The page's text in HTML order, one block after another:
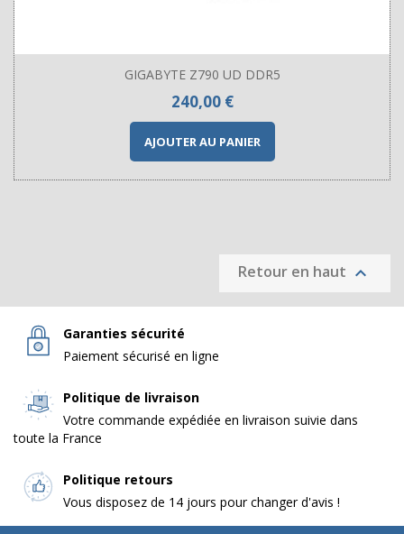
GIGABYTE Z790 UD DDR5
Prix
240,00 €
AJOUTER AU PANIER
Retour en haut 
Garanties sécurité
Paiement sécurisé en ligne
Politique de livraison
Votre commande expédiée en livraison suivie dans
toute la France
Politique retours
Vous disposez de 14 jours pour changer d'avis !